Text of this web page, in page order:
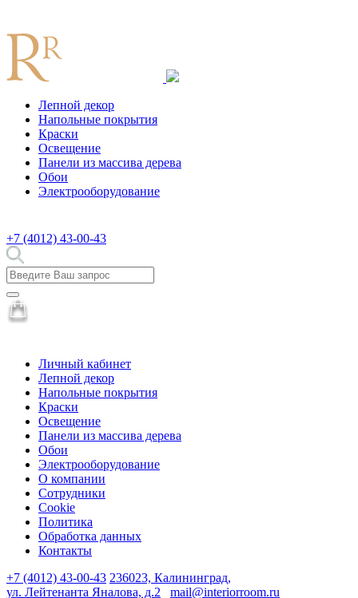
Лепной декор
Напольные покрытия
Краски
Освещение
Панели из массива дерева
Обои
Электрооборудование
+7 (4012) 43-00-43
Личный кабинет
Лепной декор
Напольные покрытия
Краски
Освещение
Панели из массива дерева
Обои
Электрооборудование
О компании
Сотрудники
Cookie
Политика
Обработка данных
Контакты
+7 (4012) 43-00-43 236023, Калининград,
ул. Лейтенанта Яналова, д.2
mail@interiorroom.ru